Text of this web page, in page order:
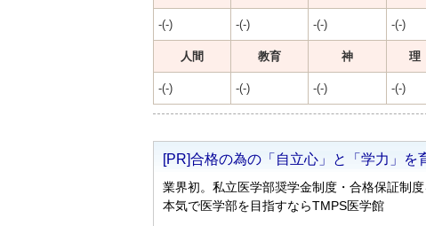
-(-)
-(-) -(-) -(-)
人間 教育 神 理
-(-)
-(-) -(-) -(-)